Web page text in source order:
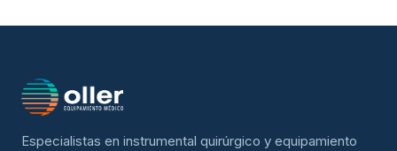
Especialistas en instrumental quirúrgico y equipamiento